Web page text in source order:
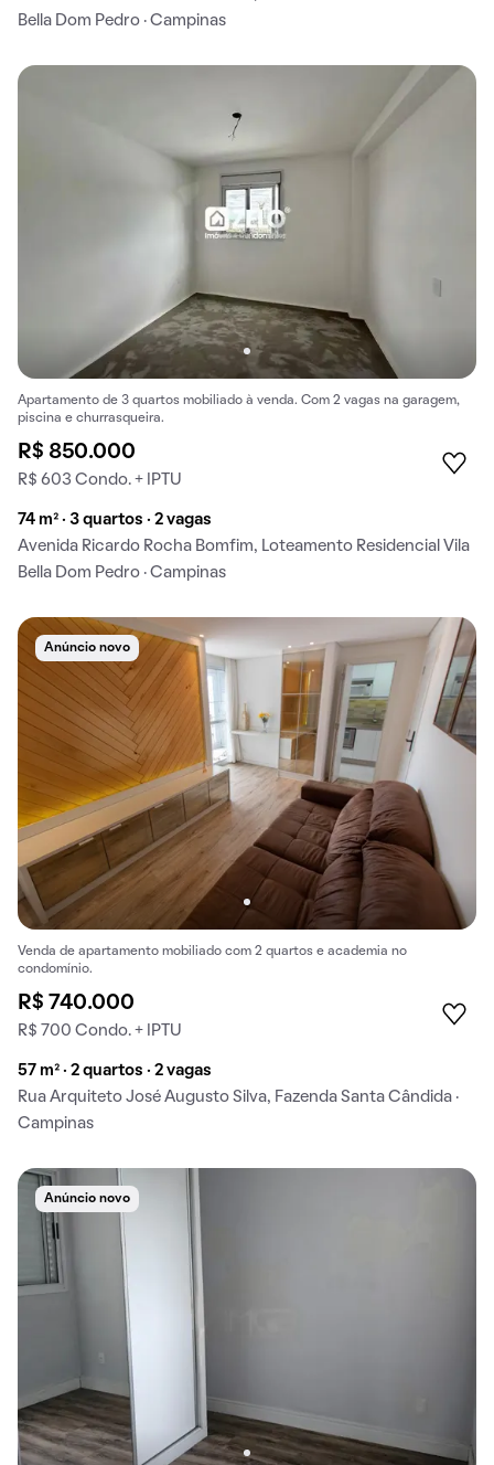
Bella Dom Pedro · Campinas
Apartamento de 3 quartos mobiliado à venda. Com 2 vagas na garagem,
piscina e churrasqueira.
R$ 850.000
R$ 603 Condo. + IPTU
74 m² · 3 quartos · 2 vagas
Avenida Ricardo Rocha Bomfim, Loteamento Residencial Vila
Bella Dom Pedro · Campinas
Anúncio novo
Venda de apartamento mobiliado com 2 quartos e academia no
condomínio.
R$ 740.000
R$ 700 Condo. + IPTU
57 m² · 2 quartos · 2 vagas
Rua Arquiteto José Augusto Silva, Fazenda Santa Cândida ·
Campinas
Anúncio novo